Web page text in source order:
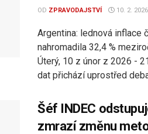
OD ZPRAVODAJSTVÍ 10. 2. 2026
Argentina: lednová inflace
nahromadila 32,4 %
Úterý, 10 z únor z 2026 -
dat přichází uprostřed
Šéf INDEC
zmrazí změnu